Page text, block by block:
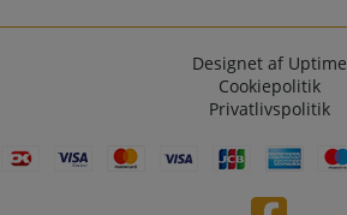
Designet af Uptime
Cookiepolitik
Privatlivspolitik